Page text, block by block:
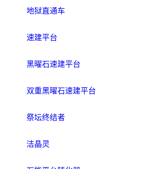
地狱直通车
速建平台
黑曜石速建平台
双重黑曜石速建平台
祭坛终结者
洁晶灵